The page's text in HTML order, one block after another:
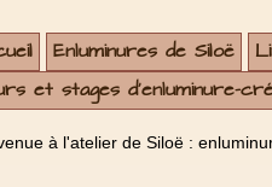
Enluminures de Siloë
et stages d'enluminure-
à l'atelier de Siloë :